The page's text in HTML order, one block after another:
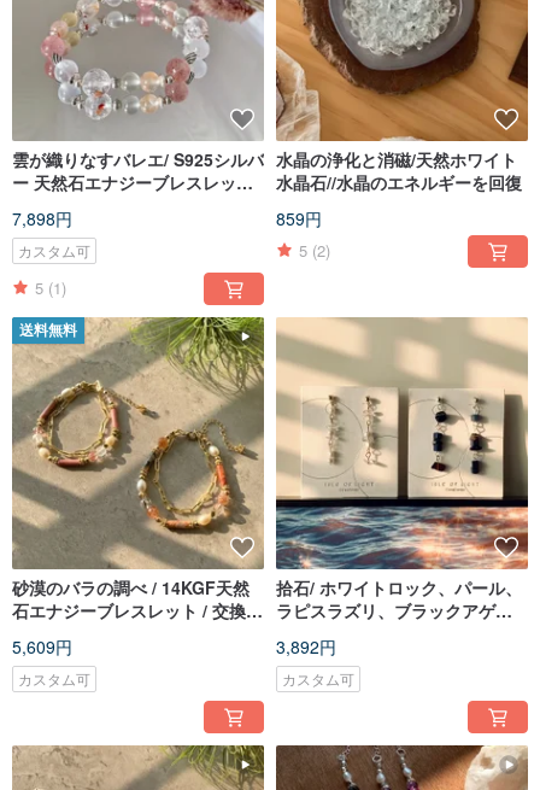
雲が織りなすバレエ/ S925シルバ
ー 天然石エナジーブレスレット/
7,898円
カスタム可
5 (1)
水晶の浄化と消磁/天然ホワイト
水晶石//水晶のエネルギーを回復
859円
5 (2)
送料無料
砂漠のバラの調べ / 14KGF天然
石エナジーブレスレット / 交換ギ
5,609円
カスタム可
拾石/ ホワイトロック、パール、
ラピスラズリ、ブラックアゲー
可能
3,892円
カスタム可